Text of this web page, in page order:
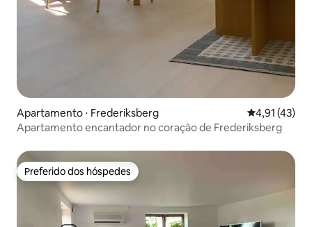
Apartamento ⋅ Frederiksberg 4,91 de uma
4,91 (43)
Apartamento encantador no coração de Frederiksberg
Preferido dos hóspedes
Preferido dos hóspedes